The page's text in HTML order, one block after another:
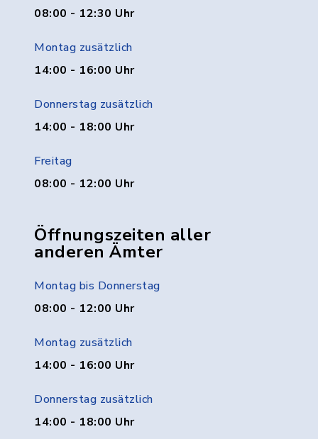
08:00 - 12:30 Uhr
Montag zusätzlich
14:00 - 16:00 Uhr
Donnerstag zusätzlich
14:00 - 18:00 Uhr
Freitag
08:00 - 12:00 Uhr
Öffnungszeiten aller
anderen Ämter
Montag bis Donnerstag
08:00 - 12:00 Uhr
Montag zusätzlich
14:00 - 16:00 Uhr
Donnerstag zusätzlich
14:00 - 18:00 Uhr